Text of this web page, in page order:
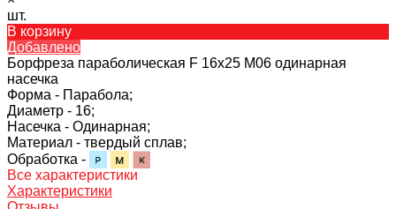
шт.
В корзину
Добавлено
Борфреза параболическая F 16х25 M06 одинарная
насечка
Форма - Парабола;
Диаметр - 16;
Насечка - Одинарная;
Материал - твердый сплав;
Обработка -
Все характеристики
Характеристики